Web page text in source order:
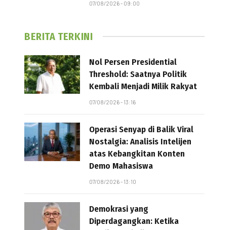
07/08/2026 - 09:00
BERITA TERKINI
Nol Persen Presidential
Threshold: Saatnya Politik
Kembali Menjadi Milik Rakyat
07/08/2026 - 13:16
Operasi Senyap di Balik Viral
Nostalgia: Analisis Intelijen
atas Kebangkitan Konten
Demo Mahasiswa
07/08/2026 - 13:10
Demokrasi yang
Diperdagangkan: Ketika